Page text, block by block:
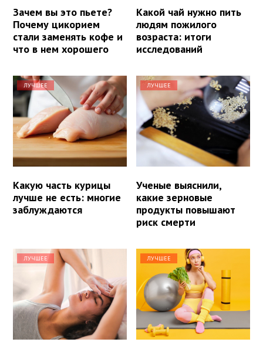
Зачем вы это пьете?
Почему цикорием
стали заменять кофе и
что в нем хорошего
Какой чай нужно пить
людям пожилого
возраста: итоги
исследований
ЛУЧШЕЕ
Какую часть курицы
лучше не есть: многие
заблуждаются
ЛУЧШЕЕ
Ученые выяснили,
какие зерновые
продукты повышают
риск смерти
ЛУЧШЕЕ ЛУЧШЕЕ